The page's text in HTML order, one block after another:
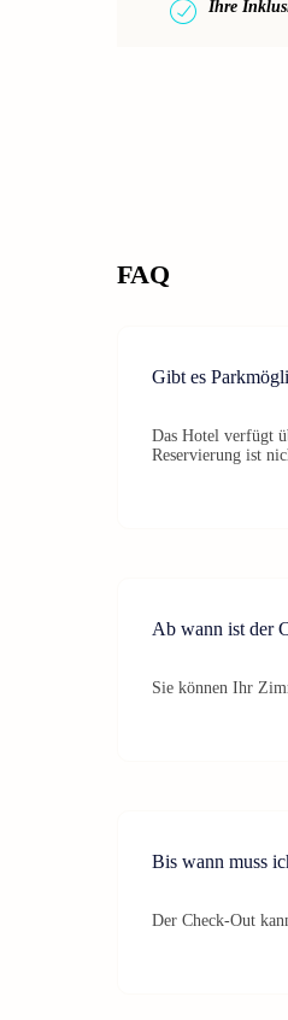
Ihre
FAQ
Gibt es
Das Hotel verfügt
Reservierung ist
Ab wann ist der
Sie können Ihr
Bis wann muss
Der Check-Out